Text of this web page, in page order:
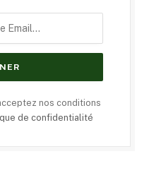
nos conditions
de confidentialité